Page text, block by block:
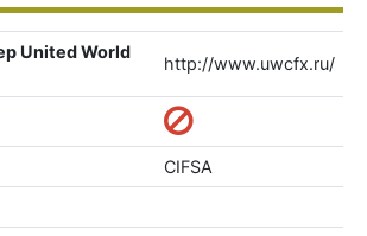
http://www.uwcfx.ru/
CIFSA